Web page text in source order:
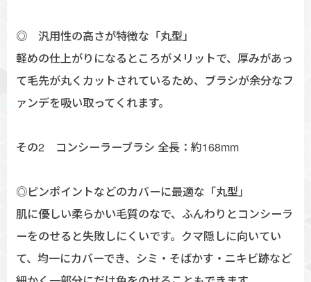
◎ 汎用性の高さが特徴な「丸型」
軽めの仕上がりになるところがメリットで、厚みがあっ
て毛先が丸くカットされているため、ブラシが余分なフ
ァンデを吸い取ってくれます。
その2 コンシーラーブラシ 全長：約168mm
◎ピンポイントなどのカバーに最適な「丸型」
肌に優しい柔らかい毛質のなで、ふんわりとコンシーラ
ーをのせると失敗しにくいです。クマ隠しに向いてい
て、均一にカバーでき、シミ・そばかす・ニキビ跡など